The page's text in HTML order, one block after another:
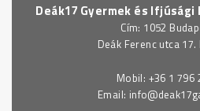
Deák17 Gyermek és
Cím: 1052
Deák Ferenc utca
Mobil: +36 1 796
Email: